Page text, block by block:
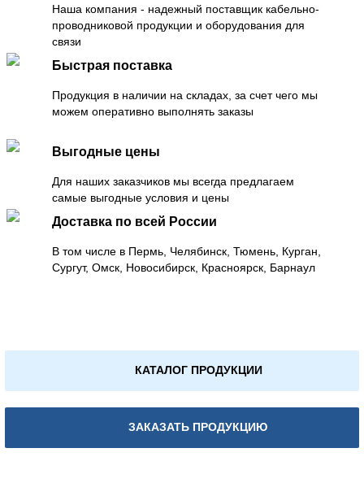
Наша компания - надежный поставщик кабельно-
проводниковой продукции и оборудования для
связи
Быстрая поставка
Продукция в наличии на складах, за счет чего мы
можем оперативно выполнять заказы
Выгодные цены
Для наших заказчиков мы всегда предлагаем
самые выгодные условия и цены
Доставка по всей России
В том числе в Пермь, Челябинск, Тюмень, Курган,
Сургут, Омск, Новосибирск, Красноярск, Барнаул
КАТАЛОГ ПРОДУКЦИИ
ЗАКАЗАТЬ ПРОДУКЦИЮ